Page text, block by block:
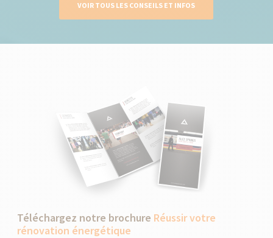
VOIR TOUS LES CONSEILS ET INFOS
Téléchargez notre brochure Réussir votre
rénovation énergétique